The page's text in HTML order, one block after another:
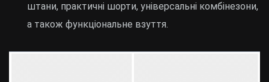
штани, практичні шорти, універсальні комбінезони,
а також функціональне взуття.